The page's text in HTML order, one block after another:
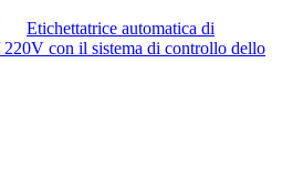
Etichettatrice automatica di
con il sistema di controllo dello